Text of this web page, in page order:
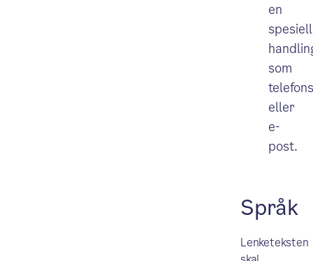
en
spesiell
som
eller
e-
post.
Språk
Lenketeksten